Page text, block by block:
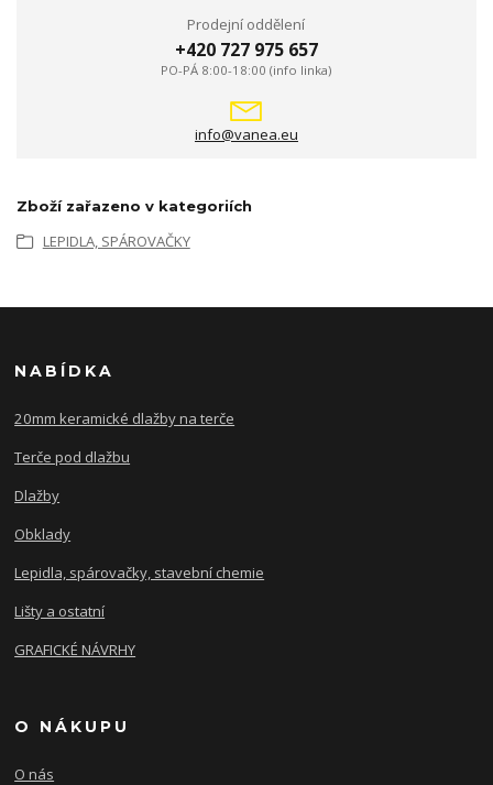
Prodejní oddělení
+420 727 975 657
PO-PÁ 8:00-18:00 (info linka)
info@vanea.eu
Zboží zařazeno v kategoriích
LEPIDLA, SPÁROVAČKY
NABÍDKA
20mm keramické dlažby na terče
Terče pod dlažbu
Dlažby
Obklady
Lepidla, spárovačky, stavební chemie
Lišty a ostatní
GRAFICKÉ NÁVRHY
O NÁKUPU
O nás